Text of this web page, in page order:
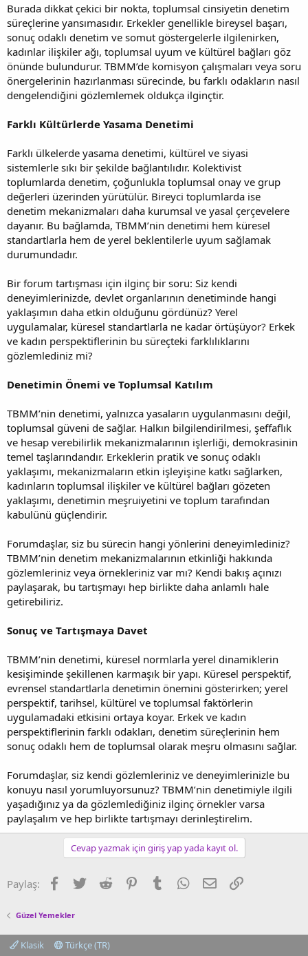
Burada dikkat çekici bir nokta, toplumsal cinsiyetin denetim
süreçlerine yansımasıdır. Erkekler genellikle bireysel başarı,
sonuç odaklı denetim ve somut göstergelerle ilgilenirken,
kadınlar ilişkiler ağı, toplumsal uyum ve kültürel bağları göz
önünde bulundurur. TBMM’de komisyon çalışmaları veya soru
önergelerinin hazırlanması sürecinde, bu farklı odakların nasıl
dengelendiğini gözlemlemek oldukça ilginçtir.
Farklı Kültürlerde Yasama Denetimi
Farklı ülkelerde yasama denetimi, kültürel ve siyasi
sistemlerle sıkı bir şekilde bağlantılıdır. Kolektivist
toplumlarda denetim, çoğunlukla toplumsal onay ve grup
değerleri üzerinden yürütülür. Bireyci toplumlarda ise
denetim mekanizmaları daha kurumsal ve yasal çerçevelere
dayanır. Bu bağlamda, TBMM’nin denetimi hem küresel
standartlarla hem de yerel beklentilerle uyum sağlamak
durumundadır.
Bir forum tartışması için ilginç bir soru: Siz kendi
deneyimlerinizde, devlet organlarının denetiminde hangi
yaklaşımın daha etkin olduğunu gördünüz? Yerel
uygulamalar, küresel standartlarla ne kadar örtüşüyor? Erkek
ve kadın perspektiflerinin bu süreçteki farklılıklarını
gözlemlediniz mi?
Denetimin Önemi ve Toplumsal Katılım
TBMM’nin denetimi, yalnızca yasaların uygulanmasını değil,
toplumsal güveni de sağlar. Halkın bilgilendirilmesi, şeffaflık
ve hesap verebilirlik mekanizmalarının işlerliği, demokrasinin
temel taşlarındandır. Erkeklerin pratik ve sonuç odaklı
yaklaşımı, mekanizmaların etkin işleyişine katkı sağlarken,
kadınların toplumsal ilişkiler ve kültürel bağları gözeten
yaklaşımı, denetimin meşruiyetini ve toplum tarafından
kabulünü güçlendirir.
Forumdaşlar, siz bu sürecin hangi yönlerini deneyimlediniz?
TBMM’nin denetim mekanizmalarının etkinliği hakkında
gözlemleriniz veya örnekleriniz var mı? Kendi bakış açınızı
paylaşarak, bu tartışmayı hep birlikte daha anlamlı hale
getirebiliriz.
Sonuç ve Tartışmaya Davet
TBMM’nin denetimi, küresel normlarla yerel dinamiklerin
kesişiminde şekillenen karmaşık bir yapı. Küresel perspektif,
evrensel standartlarla denetimin önemini gösterirken; yerel
perspektif, tarihsel, kültürel ve toplumsal faktörlerin
uygulamadaki etkisini ortaya koyar. Erkek ve kadın
perspektiflerinin farklı odakları, denetim süreçlerinin hem
sonuç odaklı hem de toplumsal olarak meşru olmasını sağlar.
Forumdaşlar, siz kendi gözlemleriniz ve deneyimlerinizle bu
konuyu nasıl yorumluyorsunuz? TBMM’nin denetimiyle ilgili
yaşadığınız ya da gözlemlediğiniz ilginç örnekler varsa
paylaşalım ve hep birlikte tartışmayı derinleştirelim.
Cevap yazmak için giriş yap yada kayıt ol.
Paylaş: Facebook
TwitterReddit PinterestTumblrWhatsApp
E-postaLink
Güzel Yemekler
Klasik Türkçe (TR)